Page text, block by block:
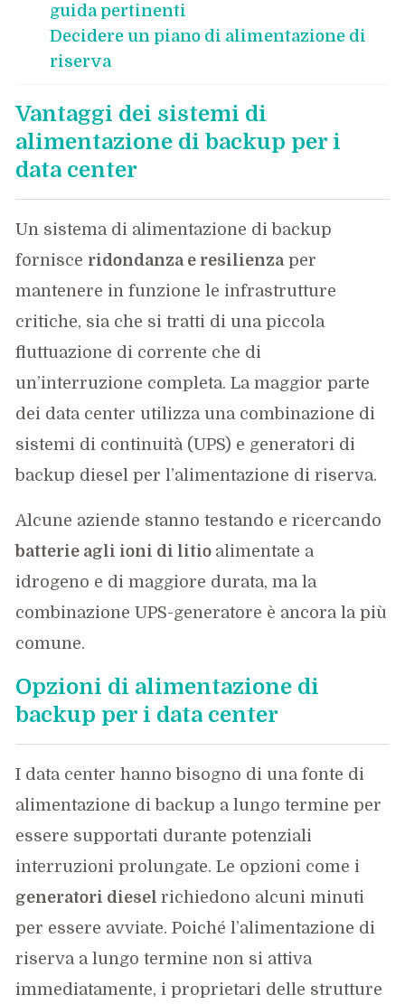
guida pertinenti
Decidere un piano di alimentazione di
riserva
Vantaggi dei sistemi di
alimentazione di backup per i
data center
Un sistema di alimentazione di backup
fornisce ridondanza e resilienza per
mantenere in funzione le infrastrutture
critiche, sia che si tratti di una piccola
fluttuazione di corrente che di
un’interruzione completa. La maggior parte
dei data center utilizza una combinazione di
sistemi di continuità (UPS) e generatori di
backup diesel per l’alimentazione di riserva.
Alcune aziende stanno testando e ricercando
batterie agli ioni di litio alimentate a
idrogeno e di maggiore durata, ma la
combinazione UPS-generatore è ancora la più
comune.
Opzioni di alimentazione di
backup per i data center
I data center hanno bisogno di una fonte di
alimentazione di backup a lungo termine per
essere supportati durante potenziali
interruzioni prolungate. Le opzioni come i
generatori dieselrichiedono alcuni minuti
per essere avviate. Poiché l’alimentazione di
riserva a lungo termine non si attiva
immediatamente, i proprietari delle strutture